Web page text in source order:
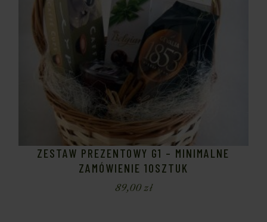
ZESTAW PREZENTOWY G1 – MINIMALNE
ZAMÓWIENIE 10SZTUK
89,00zł